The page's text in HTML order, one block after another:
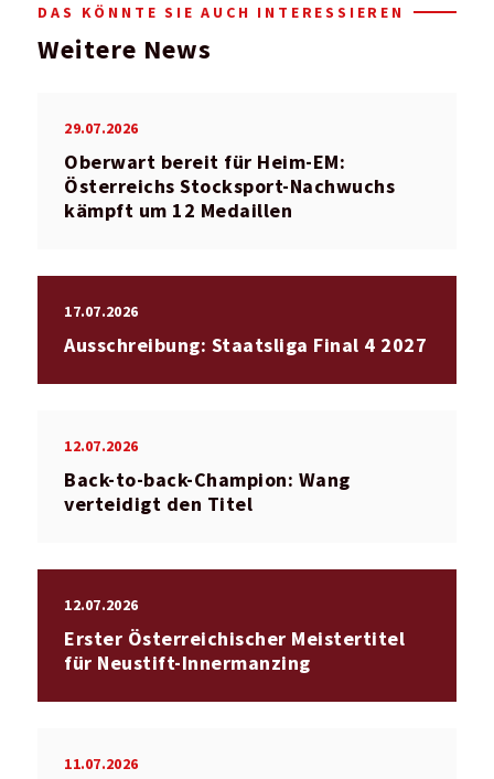
DAS KÖNNTE SIE AUCH INTERESSIEREN
Weitere News
29.07.2026
Oberwart bereit für Heim-EM:
Österreichs Stocksport-Nachwuchs
kämpft um 12 Medaillen
17.07.2026
Ausschreibung: Staatsliga Final 4 2027
12.07.2026
Back-to-back-Champion: Wang
verteidigt den Titel
12.07.2026
Erster Österreichischer Meistertitel
für Neustift-Innermanzing
11.07.2026